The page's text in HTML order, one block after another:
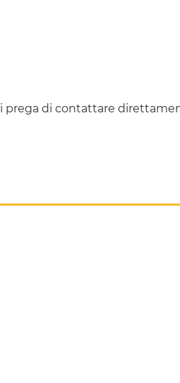
prega di contattare